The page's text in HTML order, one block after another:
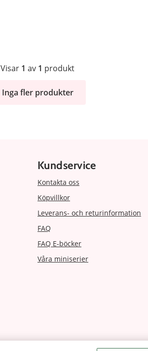
Visar 1 av 1 produkt
Inga fler produkter
Kundservice
Kontakta oss
Köpvillkor
Leverans- och returinformation
FAQ
FAQ E-böcker
Våra miniserier